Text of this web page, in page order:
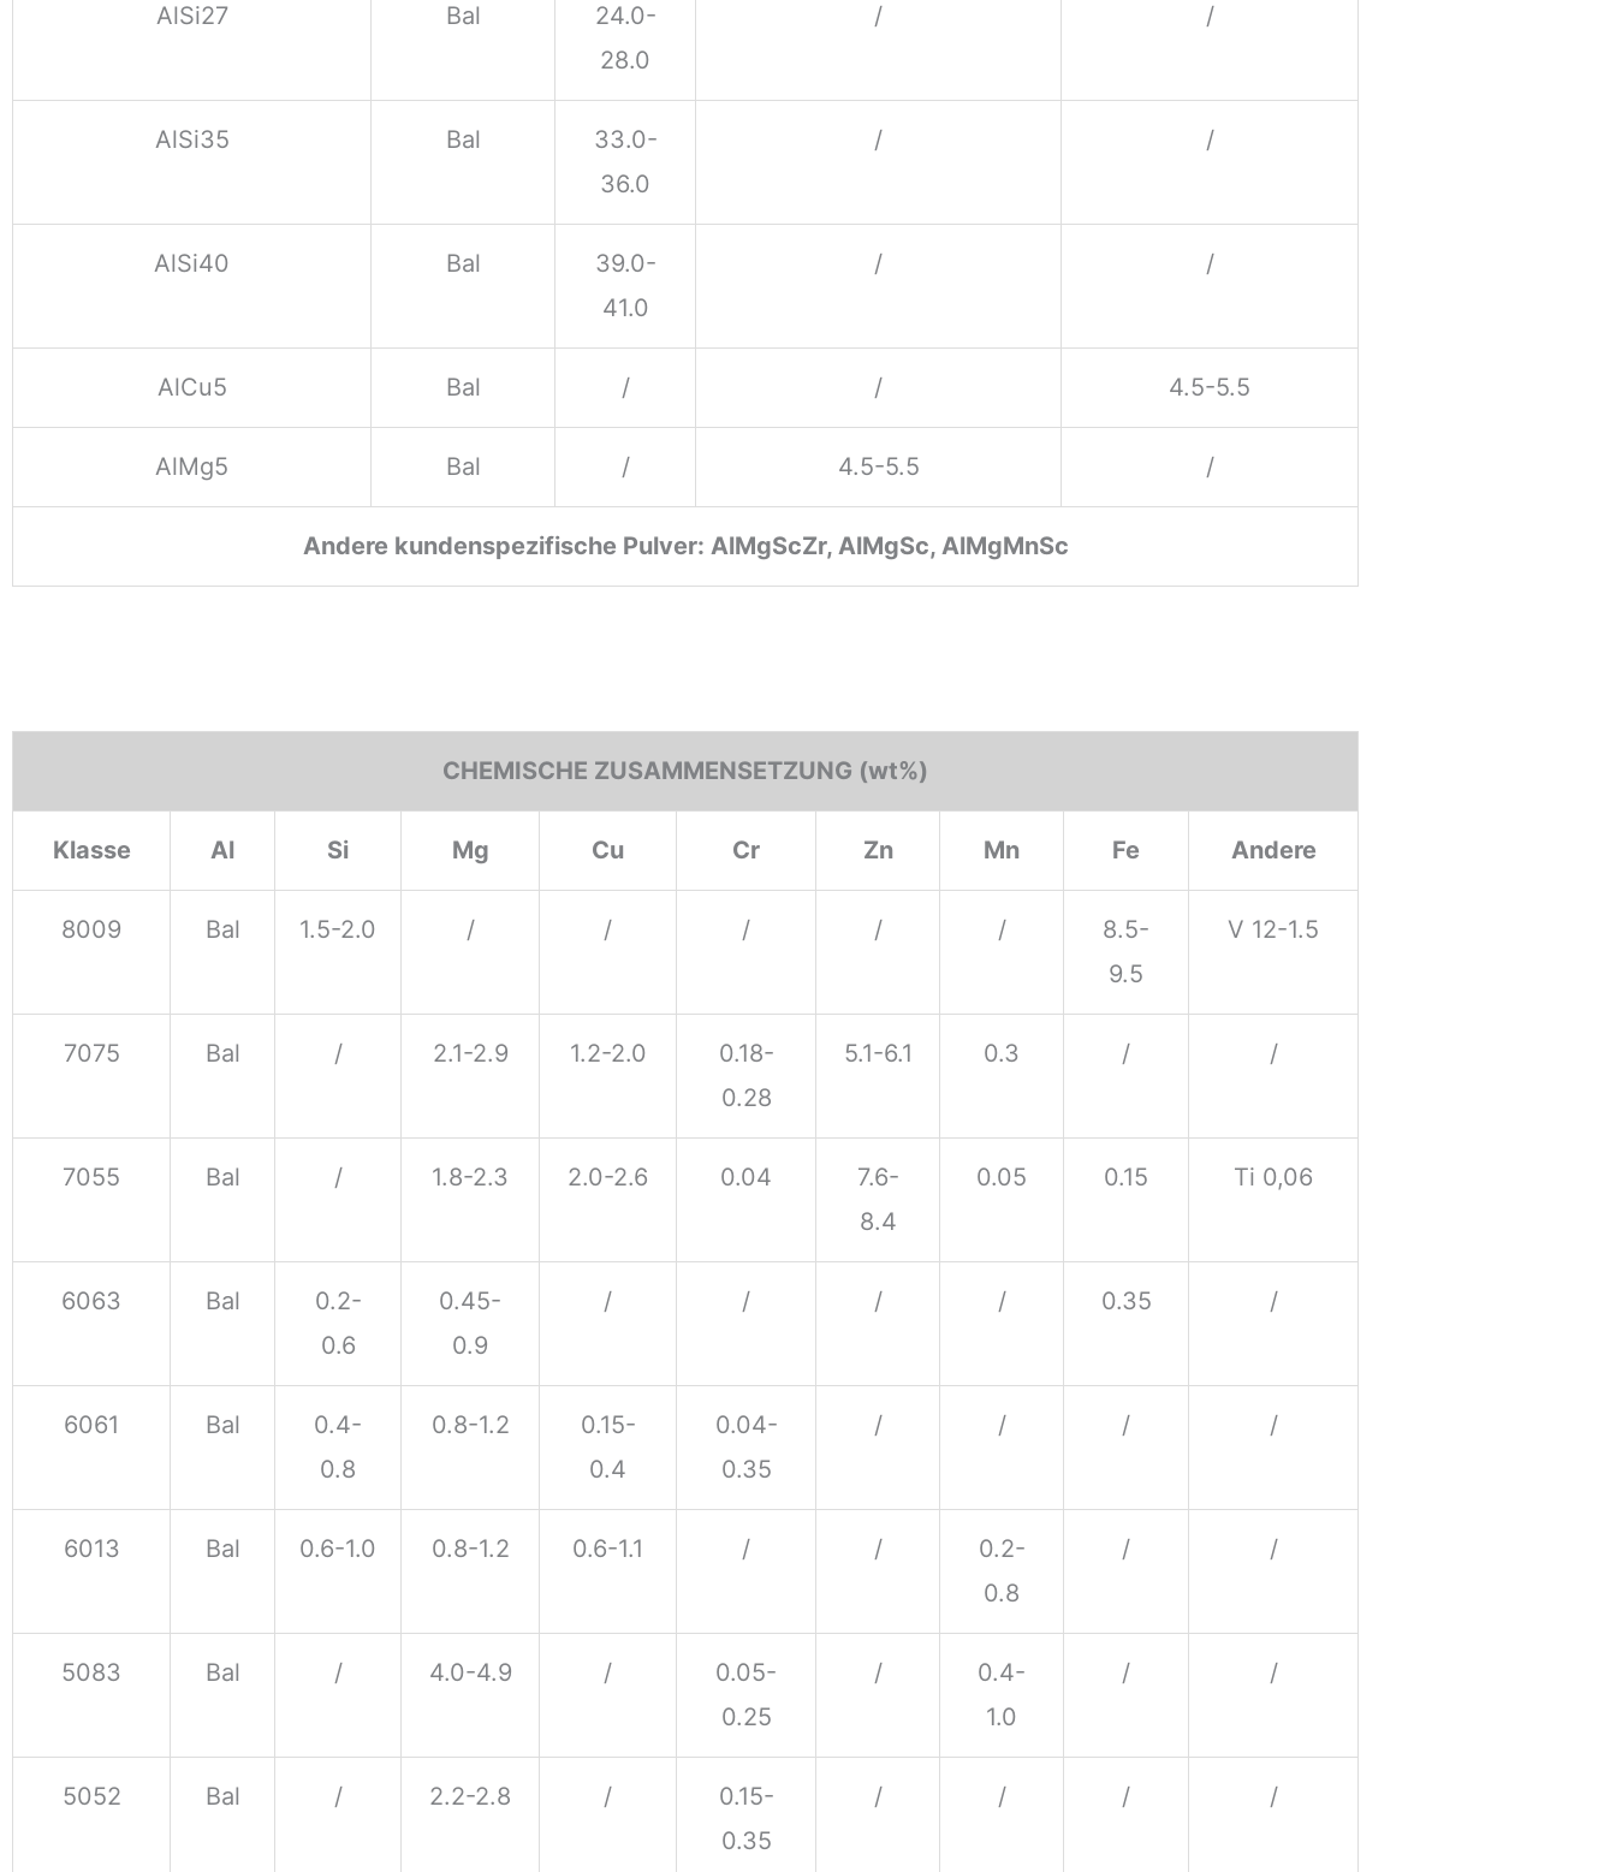
AlSi27 Bal
24.0-
28.0
/ /
AlSi35 Bal
33.0-
36.0
/ /
AlSi40 Bal
39.0-
41.0
/ /
AlCu5 Bal / / 4.5-5.5
AlMg5 Bal / 4.5-5.5 /
Andere kundenspezifische Pulver: AlMgScZr, AlMgSc, AlMgMnSc
CHEMISCHE ZUSAMMENSETZUNG (wt%)
Klasse Al Si Mg Cu Cr Zn Mn Fe Andere
8009 Bal 1.5-2.0 / / / / /
8.5-
9.5
V 12-1.5
7075 Bal / 2.1-2.9 1.2-2.0
0.18-
0.28
5.1-6.1 0.3 / /
7055 Bal / 1.8-2.3 2.0-2.6 0.04
7.6-
8.4
0.05 0.15 Ti 0,06
6063 Bal
0.2-
0.6
0.45-
0.9
/ / / / 0.35 /
6061 Bal
0.4-
0.8
0.8-1.2
0.15-
0.4
0.04-
0.35
/ / / /
6013 Bal 0.6-1.0 0.8-1.2 0.6-1.1 / /
0.2-
0.8
/ /
5083 Bal / 4.0-4.9 /
0.05-
0.25
/
0.4-
1.0
/ /
5052 Bal / 2.2-2.8 /
0.15-
0.35
/ / / /